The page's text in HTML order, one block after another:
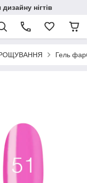
нігтів
Гель